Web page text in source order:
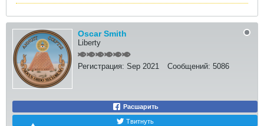
Oscar Smith
Liberty
Регистрация: Sep 2021 Сообщений: 5086
Расшарить
Твитнуть